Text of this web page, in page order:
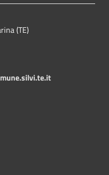
(TE)